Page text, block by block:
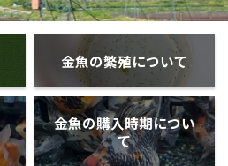
金魚の繁殖について
金魚の購入時期につい
て